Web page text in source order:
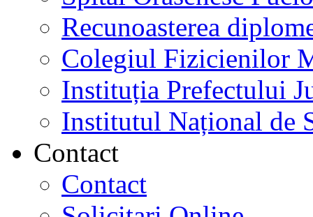
Recunoasterea
Colegiul Fizicienilor
Instituția Prefectului
Institutul Național de
Contact
Contact